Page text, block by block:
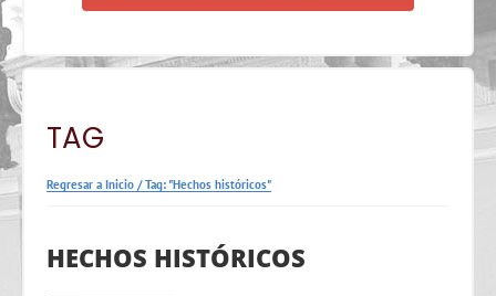
TAG
Regresar a Inicio /Tag: "Hechos históricos"
HECHOS HISTÓRICOS